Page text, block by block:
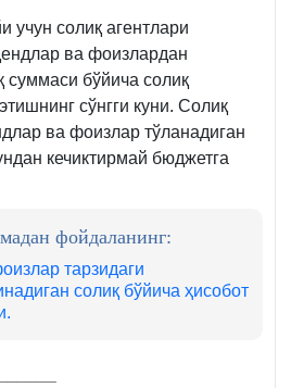
учун солиқ агентлари
ва фоизлардан
суммаси бўйича солиқ
сўнгги куни. Солиқ
ва фоизлар тўланадиган
кечиктирмай бюджетга
фойдаланинг:
тарзидаги
солиқ бўйича ҳисобот